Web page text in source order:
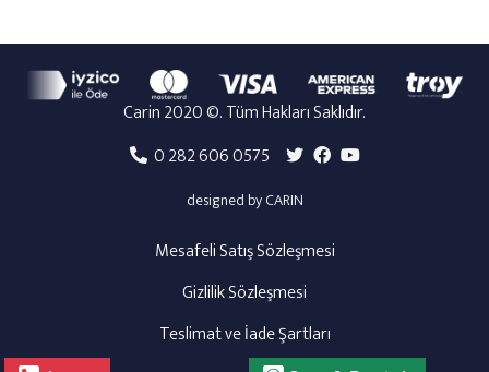
Carin 2020 ©. Tüm Hakları Saklıdır.
0 282 606 0575
designed by CARIN
Mesafeli Satış Sözleşmesi
Gizlilik Sözleşmesi
Teslimat ve İade Şartları